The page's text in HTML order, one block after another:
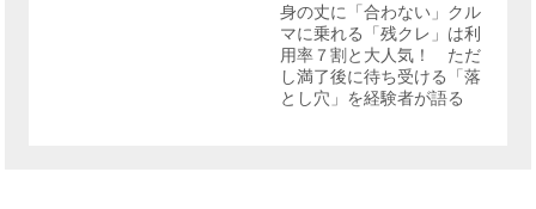
身の丈に「合わない」クル
マに乗れる「残クレ」は利
用率７割と大人気！ ただ
し満了後に待ち受ける「落
とし穴」を経験者が語る